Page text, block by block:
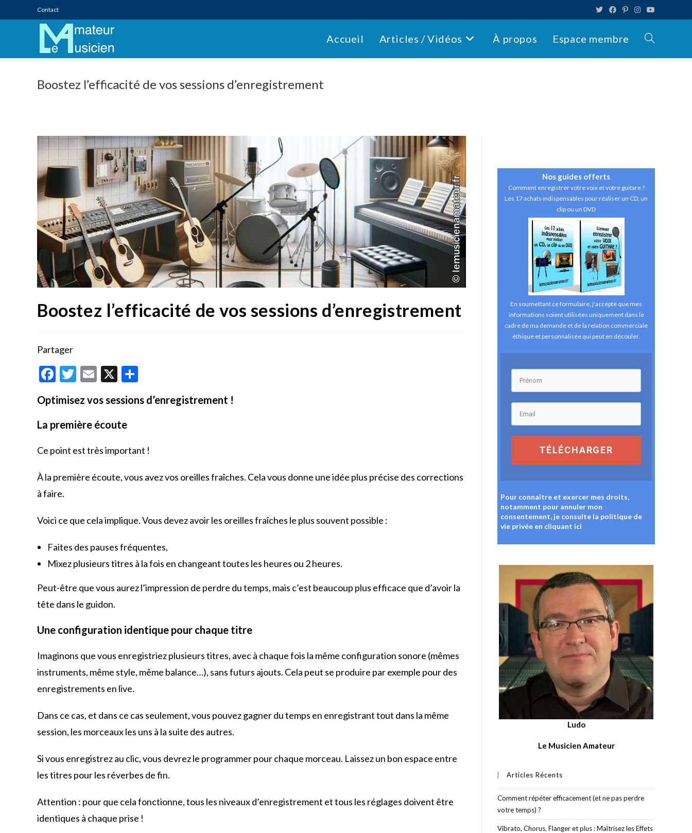
to
Contact
Accueil Articles / Vidéos À propos Espace membre Toggle
Boostez l’efficacité de vos sessions d’enregistrement
Boostez l’efficacité de vos sessions d’enregistrement
Partager
F
ac
e
b
o
k
T
itt
er
E
ai
l
X
ar
ta
Optimisez vos sessions d’enregistrement !
La première écoute
Ce point est très important !
À la première écoute, vous avez vos oreilles fraîches. Cela vous donne une idée plus précise des corrections
à faire.
Voici ce que cela implique. Vous devez avoir les oreilles fraîches le plus souvent possible :
Faites des pauses fréquentes,
Mixez plusieurs titres à la fois en changeant toutes les heures ou 2 heures.
Peut-être que vous aurez l’impression de perdre du temps, mais c’est beaucoup plus efficace que d’avoir la
tête dans le guidon.
Une configuration identique pour chaque titre
Imaginons que vous enregistriez plusieurs titres, avec à chaque fois la même configuration sonore (mêmes
instruments, même style, même balance…), sans futurs ajouts. Cela peut se produire par exemple pour des
enregistrements en live.
Dans ce cas, et dans ce cas seulement, vous pouvez gagner du temps en enregistrant tout dans la même
session, les morceaux les uns à la suite des autres.
Si vous enregistrez au clic, vous devrez le programmer pour chaque morceau. Laissez un bon espace entre
les titres pour les réverbes de fin.
Attention : pour que cela fonctionne, tous les niveaux d’enregistrement et tous les réglages doivent être
identiques à chaque prise !
Nos guides offerts
Comment enregistrer votre voix et votre guitare ?
Les 17 achats indispensables pour réaliser un CD, un
clip ou un DVD
En soumettant ce formulaire, j'accepte que mes
informations soient utilisées uniquement dans le
cadre de ma demande et de la relation commerciale
éthique et personnalisée qui peut en découler.
TÉLÉCHARGER
Pour connaître et exercer mes droits,
notamment pour annuler mon
consentement, je consulte la politique de
vie privée en cliquant ici
Ludo
Le Musicien Amateur
Articles Récents
Comment répéter efficacement (et ne pas perdre
votre temps) ?
Vibrato, Chorus, Flanger et plus : Maîtrisez les Effets